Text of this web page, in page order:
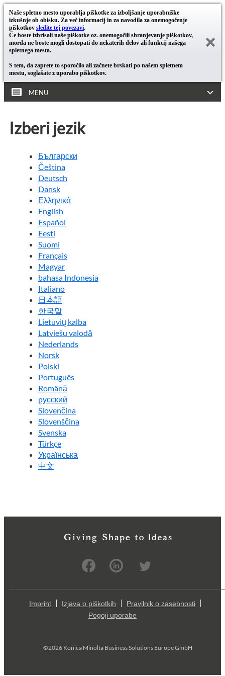
Naše spletno mesto uporablja piškotke za izboljšanje uporabniške
izkušnje ob obisku. Za več informacij in za navodila za onemogočenje
piškotkov sledite tej povezavi.
Če boste izbrisali naše piškotke oz. onemogočili shranjevanje piškotkov,
morda ne boste mogli dostopati do nekaterih delov ali funkcij našega
spletnega mesta.
S tem, da zaprete to sporočilo ali začnete brskati po našem spletnem
mestu, soglašate z uporabo piškotkov.
MENU
Izberi jezik
Български
Čeština
Deutsch
Dansk
Ελληνικά
English
Español
Eesti
Suomi
Français
Magyar
bahasa Indonesia
Italiano
日本語
한국말
Lietuvių kalba
Latviešu valodā
Nederlands
Norsk
Polski
Português
Română
pусский
Slovenčina
Slovenščina
Svenska
Türkçe
Українська
中文
Imprint Izjava o piškotkih
Pravilnik o zasebnosti
Pogoji uporabe
©2026 Konica Minolta Business Solutions Europe GmbH